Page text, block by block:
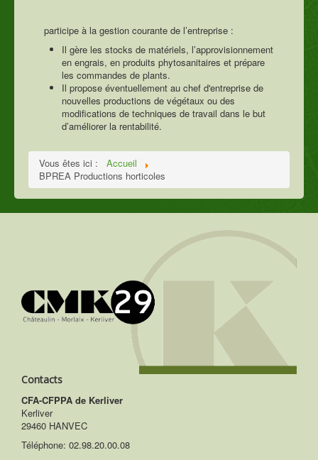
participe à la gestion courante de l’entreprise :
Il gère les stocks de matériels, l’approvisionnement
en engrais, en produits phytosanitaires et prépare
les commandes de plants.
Il propose éventuellement au chef d'entreprise de
nouvelles productions de végétaux ou des
modifications de techniques de travail dans le but
d’améliorer la rentabilité.
Vous êtes ici :
Accueil
BPREA Productions horticoles
Contacts
CFA-CFPPA de Kerliver
Kerliver
29460 HANVEC
Téléphone: 02.98.20.00.08